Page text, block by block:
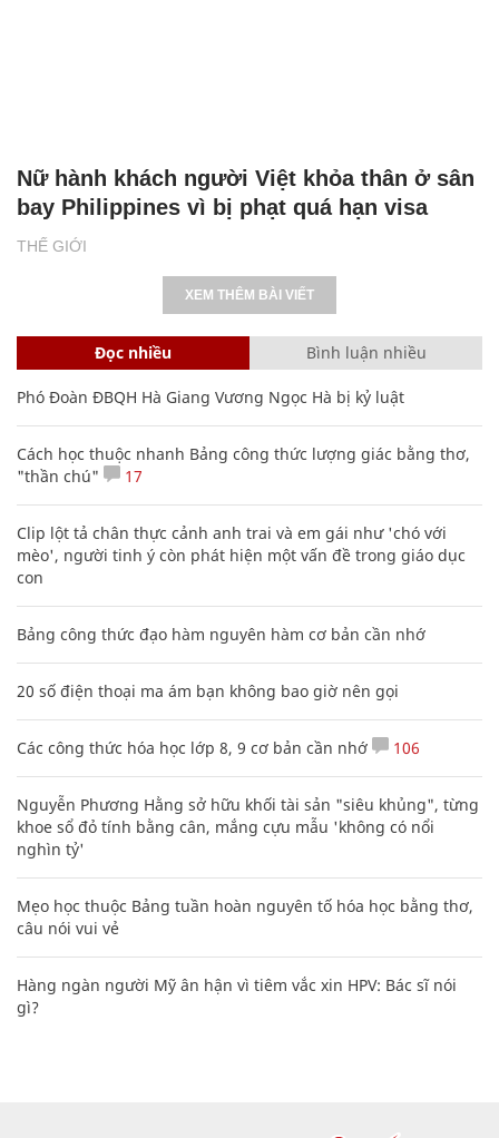
THẾ GIỚI
Nữ hành khách người Việt khỏa thân ở sân
bay Philippines vì bị phạt quá hạn visa
XEM THÊM BÀI VIẾT
Đọc nhiều Bình luận nhiều
Phó Đoàn ĐBQH Hà Giang Vương Ngọc Hà bị kỷ luật
Cách học thuộc nhanh Bảng công thức lượng giác bằng thơ,
"thần chú"
17
Clip lột tả chân thực cảnh anh trai và em gái như 'chó với
mèo', người tinh ý còn phát hiện một vấn đề trong giáo dục
con
Bảng công thức đạo hàm nguyên hàm cơ bản cần nhớ
20 số điện thoại ma ám bạn không bao giờ nên gọi
Các công thức hóa học lớp 8, 9 cơ bản cần nhớ 106
Nguyễn Phương Hằng sở hữu khối tài sản "siêu khủng", từng
khoe sổ đỏ tính bằng cân, mắng cựu mẫu 'không có nổi
nghìn tỷ'
Mẹo học thuộc Bảng tuần hoàn nguyên tố hóa học bằng thơ,
câu nói vui vẻ
Hàng ngàn người Mỹ ân hận vì tiêm vắc xin HPV: Bác sĩ nói
gì?